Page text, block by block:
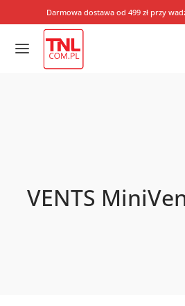
Darmowa dostawa od 499 zł przy
VENTS